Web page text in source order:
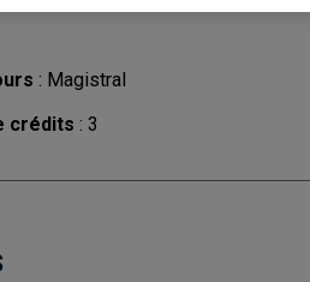
: Magistral
crédits : 3